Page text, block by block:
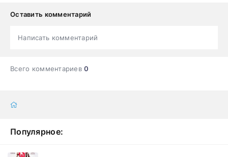
Оставить комментарий
Написать комментарий
Всего комментариев0
Популярное: